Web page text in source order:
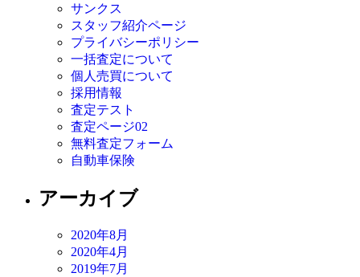
サンクス
スタッフ紹介ページ
プライバシーポリシー
一括査定について
個人売買について
採用情報
査定テスト
査定ページ02
無料査定フォーム
自動車保険
アーカイブ
2020年8月
2020年4月
2019年7月